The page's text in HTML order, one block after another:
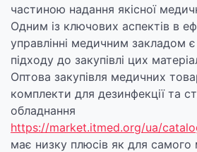
частиною надання якісної
Одним із ключових аспектів в
управлінні медичним закладом
підходу до закупівлі цих
Оптова закупівля медичних
комплекти для дезинфекції та
обладнання
https://market.itmed.org/ua/
має низку плюсів як для самого